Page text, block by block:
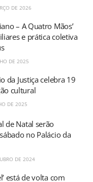
DE 2026
– A Quatro Mãos’
e prática coletiva
DE 2025
da Justiça celebra 19
cultural
DE 2025
de Natal serão
no Palácio da
DE 2024
está de volta com